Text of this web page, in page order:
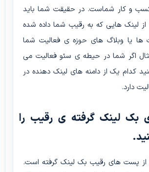
کسب و کار شماست. در حقیقت شما باید
از لینک هایی که به رقیب شما داده شده
ها یا وبلاگ های حوزه ی فعالیت شما
اگر شما در حیطه ی سئو فعالیت می
کدام یک از دامنه های لینک دهنده در
دارد.
بک لینک گرفته ی رقیب را
از پست های رقیب بک لینک گرفته است.